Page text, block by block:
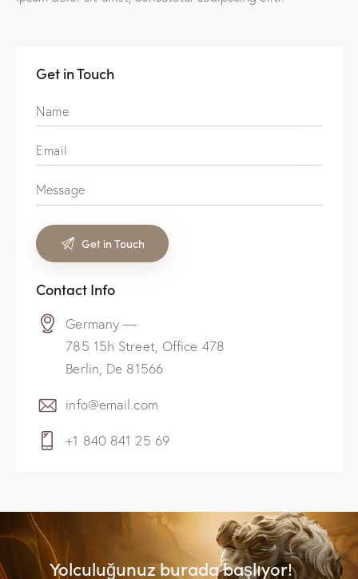
Get in Touch
Contact Info
Germany —
785 15h Street, Office 478
Berlin, De 81566
info@email.com
+1 840 841 25 69
Yolculuğunuz burada başlıyor!